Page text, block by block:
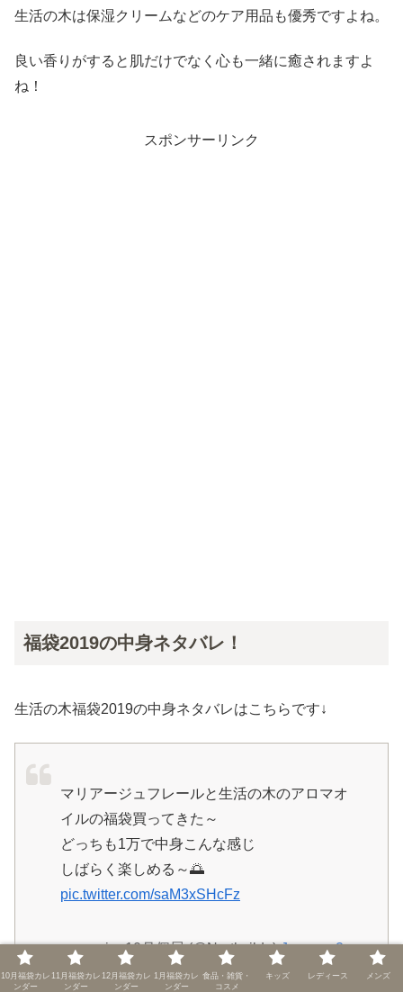
生活の木は保湿クリームなどのケア用品も優秀ですよね。
良い香りがすると肌だけでなく心も一緒に癒されますよ
ね！
スポンサーリンク
福袋2019の中身ネタバレ！
生活の木福袋2019の中身ネタバレはこちらです↓
マリアージュフレールと生活の木のアロマオ
イルの福袋買ってきた～
どっちも1万で中身こんな感じ
しばらく楽しめる～🌅
pic.twitter.com/saM3xSHcFz
— sumire 10月個展 (@Northcilde)January 2,
2019
10月福袋カレ
ンダー
11月福袋カレ
ンダー
12月福袋カレ
ンダー
1月福袋カレ
ンダー
食品・雑貨・
コスメ
キッズ レディース メンズ